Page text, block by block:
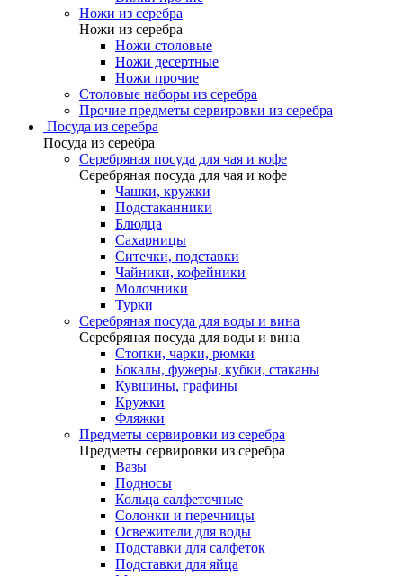
Ножи из серебра
Ножи из серебра
Ножи столовые
Ножи десертные
Ножи прочие
Столовые наборы из серебра
Прочие предметы сервировки из серебра
Посуда из серебра
Посуда из серебра
Серебряная посуда для чая и кофе
Серебряная посуда для чая и кофе
Чашки, кружки
Подстаканники
Блюдца
Сахарницы
Ситечки, подставки
Чайники, кофейники
Молочники
Турки
Серебряная посуда для воды и вина
Серебряная посуда для воды и вина
Стопки, чарки, рюмки
Бокалы, фужеры, кубки, стаканы
Кувшины, графины
Кружки
Фляжки
Предметы сервировки из серебра
Предметы сервировки из серебра
Вазы
Подносы
Кольца салфеточные
Солонки и перечницы
Освежители для воды
Подставки для салфеток
Подставки для яйца